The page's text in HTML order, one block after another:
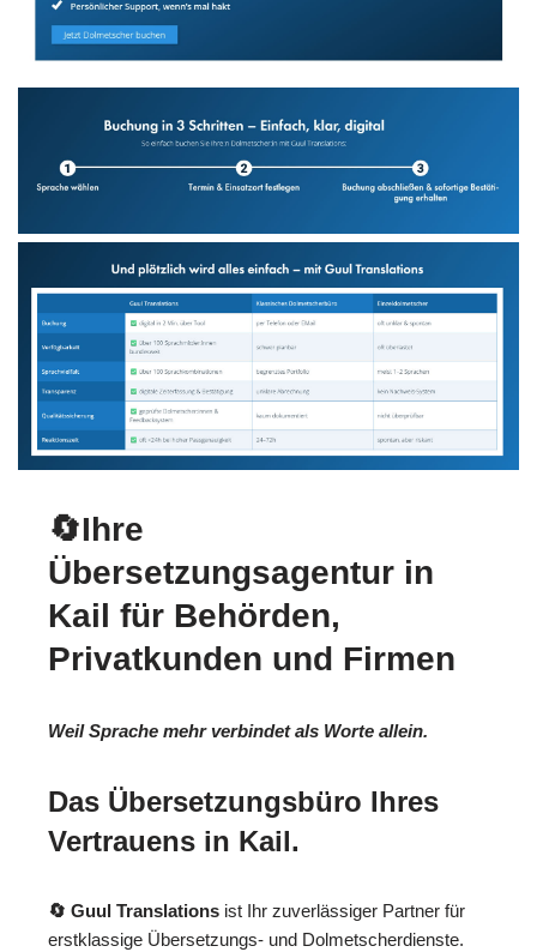
🔄Ihre
Übersetzungsagentur in
Kail für Behörden,
Privatkunden und Firmen
Weil Sprache mehr verbindet als Worte allein.
Das Übersetzungsbüro Ihres
Vertrauens in Kail.
🔄 Guul Translations ist Ihr zuverlässiger Partner für
erstklassige Übersetzungs- und Dolmetscherdienste.